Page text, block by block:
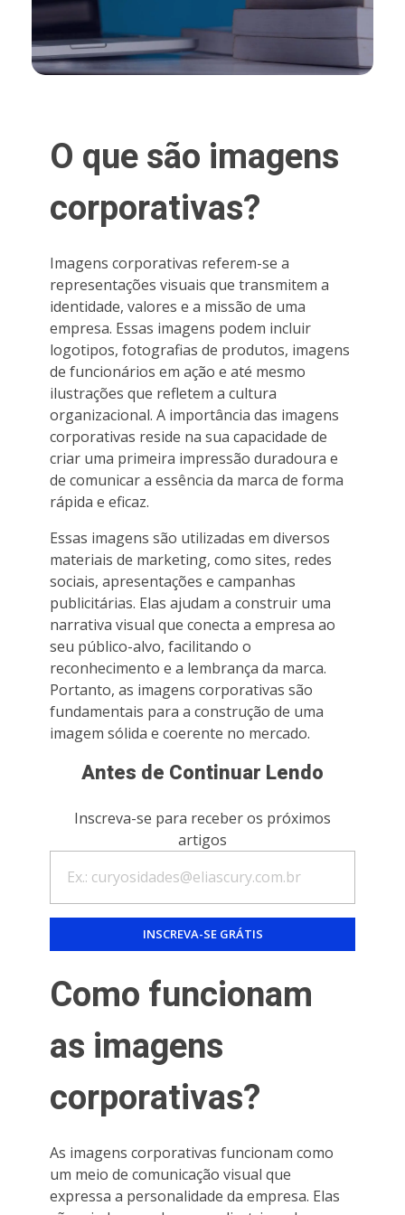
O que são imagens
corporativas?
Imagens corporativas referem-se a
representações visuais que transmitem a
identidade, valores e a missão de uma
empresa. Essas imagens podem incluir
logotipos, fotografias de produtos, imagens
de funcionários em ação e até mesmo
ilustrações que refletem a cultura
organizacional. A importância das imagens
corporativas reside na sua capacidade de
criar uma primeira impressão duradoura e
de comunicar a essência da marca de forma
rápida e eficaz.
Essas imagens são utilizadas em diversos
materiais de marketing, como sites, redes
sociais, apresentações e campanhas
publicitárias. Elas ajudam a construir uma
narrativa visual que conecta a empresa ao
seu público-alvo, facilitando o
reconhecimento e a lembrança da marca.
Portanto, as imagens corporativas são
fundamentais para a construção de uma
imagem sólida e coerente no mercado.
Antes de Continuar Lendo
Inscreva-se para receber os próximos
artigos
Como funcionam
as imagens
corporativas?
As imagens corporativas funcionam como
um meio de comunicação visual que
expressa a personalidade da empresa. Elas